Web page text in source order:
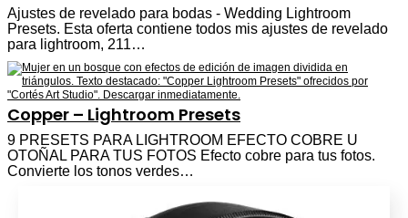
Ajustes de revelado para bodas - Wedding Lightroom
Presets. Esta oferta contiene todos mis ajustes de revelado
para lightroom, 211…
Copper – Lightroom Presets
9 PRESETS PARA LIGHTROOM EFECTO COBRE U
OTOÑAL PARA TUS FOTOS Efecto cobre para tus fotos.
Convierte los tonos verdes…